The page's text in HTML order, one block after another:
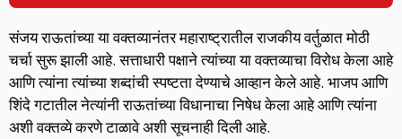
संजय राऊतांच्या या वक्तव्यानंतर महाराष्ट्रातील राजकीय वर्तुळात मोठी
चर्चा सुरू झाली आहे. सत्ताधारी पक्षाने त्यांच्या या वक्तव्याचा विरोध केला आहे
आणि त्यांना त्यांच्या शब्दांची स्पष्टता देण्याचे आव्हान केले आहे. भाजप आणि
शिंदे गटातील नेत्यांनी राऊतांच्या विधानाचा निषेध केला आहे आणि त्यांना
अशी वक्तव्ये करणे टाळावे अशी सूचनाही दिली आहे.